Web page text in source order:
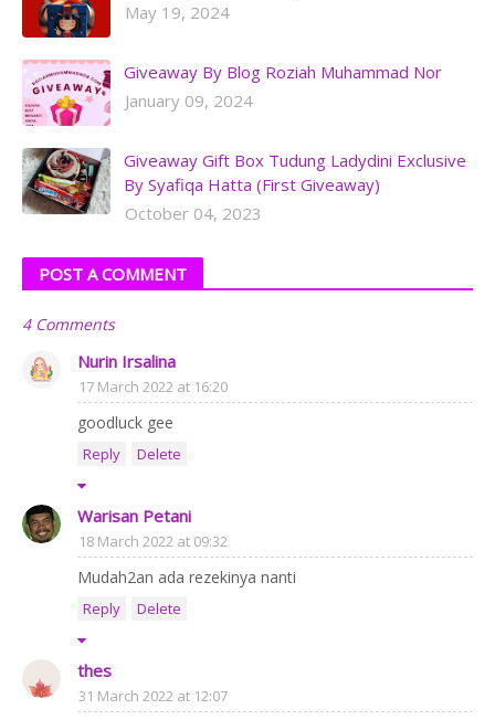
May 19, 2024
Giveaway By Blog Roziah Muhammad Nor
January 09, 2024
Giveaway Gift Box Tudung Ladydini Exclusive
By Syafiqa Hatta (First Giveaway)
October 04, 2023
POST A COMMENT
4 Comments
Nurin Irsalina
17 March 2022 at 16:20
goodluck gee
Reply Delete
Warisan Petani
18 March 2022 at 09:32
Mudah2an ada rezekinya nanti
Reply Delete
thes
31 March 2022 at 12:07